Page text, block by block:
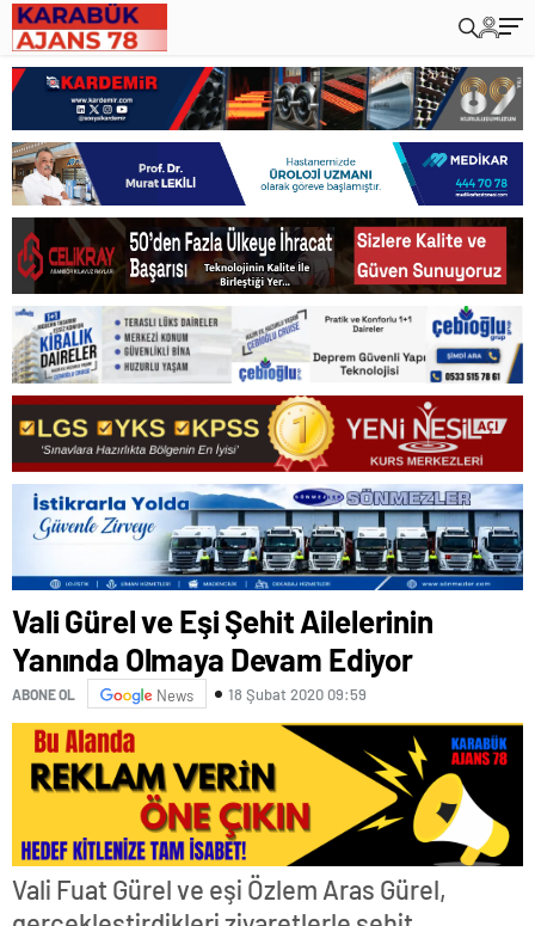
Vali Gürel ve Eşi Şehit Ailelerinin
Yanında Olmaya Devam Ediyor
ABONE OL News 18 Şubat 2020 09:59
Vali Fuat Gürel ve eşi Özlem Aras Gürel,